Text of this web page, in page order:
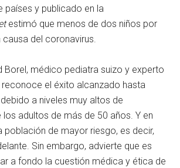
países y publicado en la
estimó que menos de dos niños por
causa del coronavirus.
Borel, médico pediatra suizo y experto
reconoce el éxito alcanzado hasta
a niveles muy altos de
adultos de más de 50 años. Y en
población de mayor riesgo, es decir,
Sin embargo, advierte que es
a fondo la cuestión médica y ética de